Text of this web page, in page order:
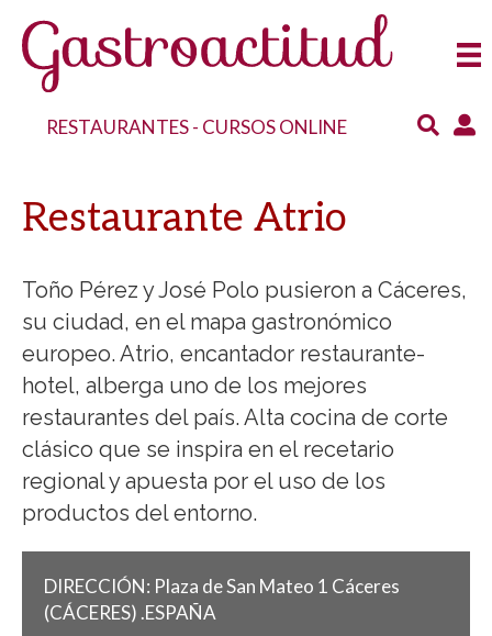
RESTAURANTES- CURSOS ONLINE
Restaurante Atrio
Toño Pérez y José Polo pusieron a Cáceres,
su ciudad, en el mapa gastronómico
europeo. Atrio, encantador restaurante-
hotel, alberga uno de los mejores
restaurantes del país. Alta cocina de corte
clásico que se inspira en el recetario
regional y apuesta por el uso de los
productos del entorno.
DIRECCIÓN: Plaza de San Mateo 1 Cáceres
(CÁCERES) .ESPAÑA